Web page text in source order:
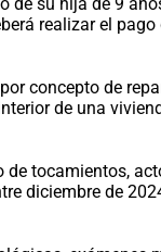
realizar el
concepto de
de una
tocamientos,
diciembre de